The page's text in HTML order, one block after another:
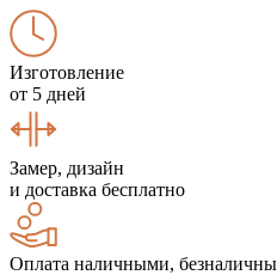
Изготовление
от 5 дней
Замер, дизайн
и доставка бесплатно
Оплата наличными,